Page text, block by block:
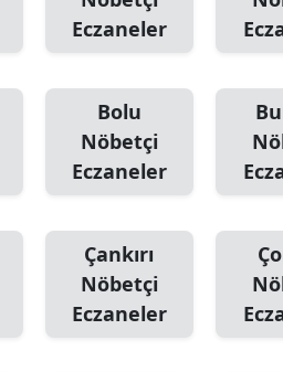
Eczaneler
Bolu
Nöbetçi
Eczaneler
Çankırı
Nöbetçi
Eczaneler